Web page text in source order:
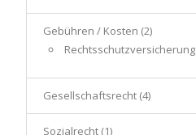
Gebühren / Kosten (2)
Rechtsschutzversicherung
Gesellschaftsrecht (4)
Sozialrecht (1)